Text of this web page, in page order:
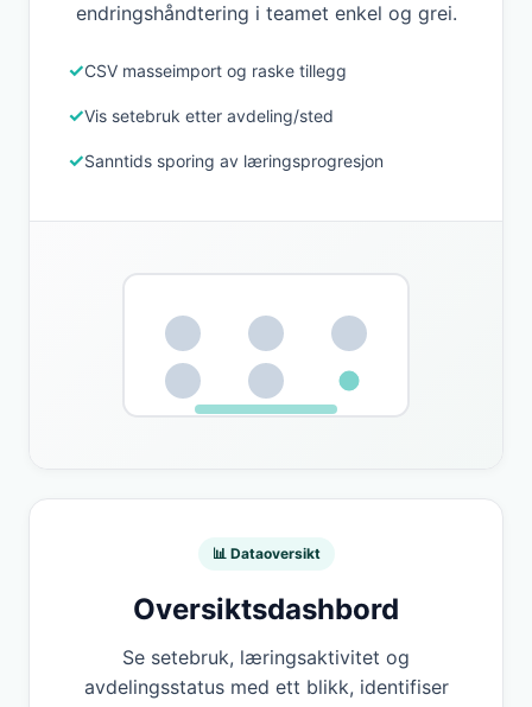
endringshåndtering i teamet enkel og grei.
CSV masseimport og raske tillegg
Vis setebruk etter avdeling/sted
Sanntids sporing av læringsprogresjon
📊 Dataoversikt
Oversiktsdashbord
Se setebruk, læringsaktivitet og
avdelingsstatus med ett blikk, identifiser